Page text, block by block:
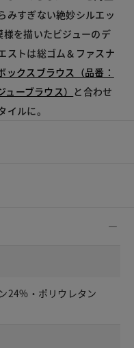
みすぎない絶妙シルエッ
を描いたビジューのデ
ストは総ゴム＆ファスナ
ックスブラウス（品番：
ーブラウス） と合わせ
ルに。
24%・ポリウレタン